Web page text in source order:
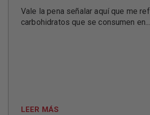
Vale la pena señalar aquí que me
carbohidratos que se consumen en...
LEER MÁS